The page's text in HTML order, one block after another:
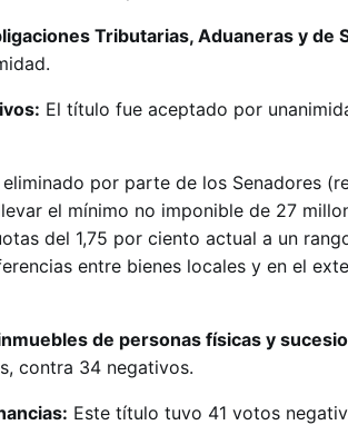
Tributarias, Aduaneras y de
El título fue aceptado por
por parte de los Senadores
el mínimo no imponible de 27
del 1,75 por ciento actual a un
entre bienes locales y en el
de personas físicas y
contra 34 negativos.
Este título tuvo 41 votos